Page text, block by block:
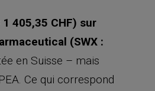
1 405,35 CHF) sur
(SWX :
en Suisse – mais
Ce qui correspond